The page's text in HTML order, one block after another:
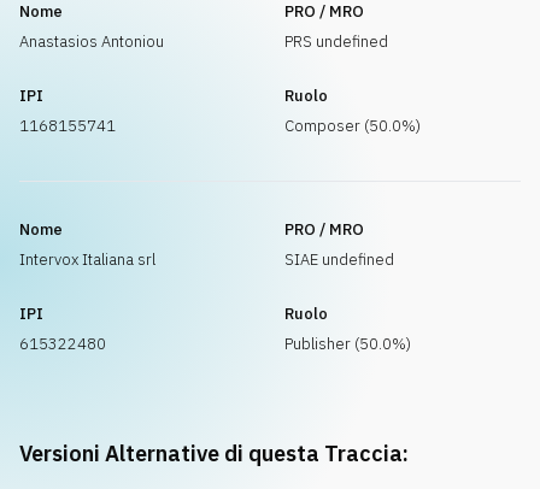
Nome
Anastasios Antoniou
PRO / MRO
PRS undefined
IPI
1168155741
Ruolo
Composer (50.0%)
Nome
Intervox Italiana srl
PRO / MRO
SIAE undefined
IPI
615322480
Ruolo
Publisher (50.0%)
Versioni Alternative di questa Traccia: